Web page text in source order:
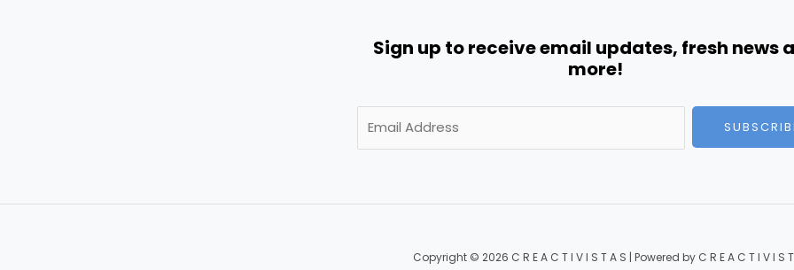
Sign up to receive email updates, fresh news
more!
A
t
t
Copyright © 2026 C R E A C T I V I S T A S | Powered by C R E A C T I V I S